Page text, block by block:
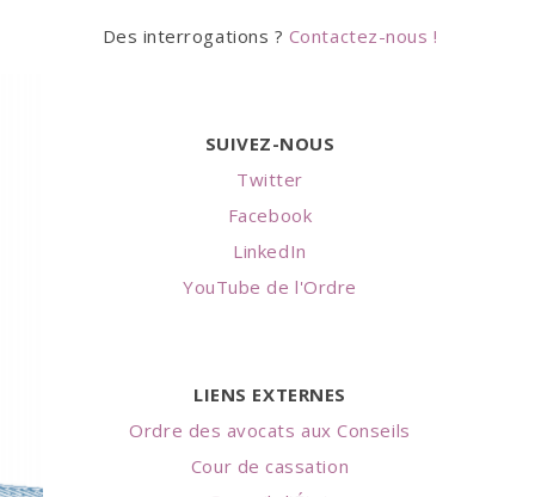
Des interrogations ? Contactez-nous !
SUIVEZ-NOUS
Twitter
Facebook
LinkedIn
YouTube de l'Ordre
LIENS EXTERNES
Ordre des avocats aux Conseils
Cour de cassation